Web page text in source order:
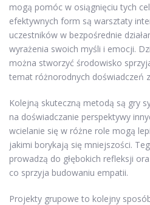
mogą pomóc w osiągnięciu tych
efektywnych form są warsztaty
uczestników w bezpośrednie
wyrażenia swoich myśli i emocji.
można stworzyć środowisko
temat różnorodnych doświadczeń
Kolejną skuteczną metodą są gry
na doświadczanie perspektywy
wcielanie się w różne role mogą
jakimi borykają się mniejszości.
prowadzą do głębokich refleksji
co sprzyja budowaniu empatii.
Projekty grupowe to kolejny